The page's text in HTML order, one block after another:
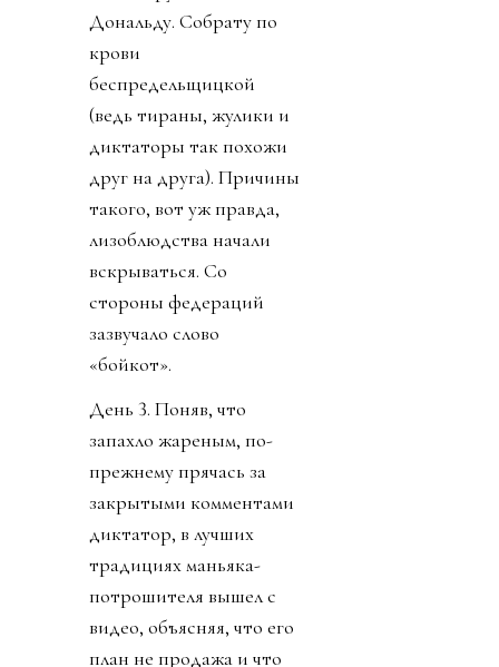
Дональду. Собрату по
крови
беспредельщицкой
(ведь тираны, жулики и
диктаторы так похожи
друг на друга). Причины
такого, вот уж правда,
лизоблюдства начали
вскрываться. Со
стороны федераций
зазвучало слово
«бойкот».
День 3. Поняв, что
запахло жареным, по-
прежнему прячась за
закрытыми комментами
диктатор, в лучших
традициях маньяка-
потрошителя вышел с
видео, объясняя, что его
план не продажа и что